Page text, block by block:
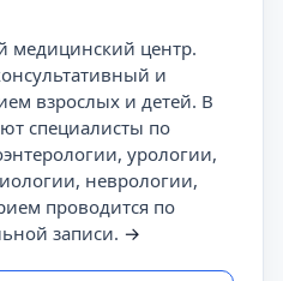
центр.
и
взрослых и детей. В
специалисты по
урологии,
неврологии,
проводится по
записи. →